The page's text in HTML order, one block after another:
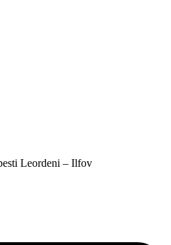
Leordeni – Ilfov